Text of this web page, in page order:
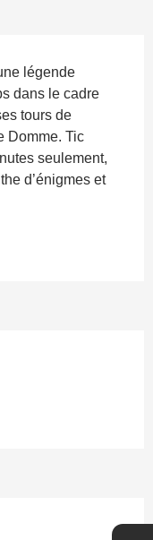
légende
dans le cadre
tours de
Domme. Tic
seulement,
d’énigmes et